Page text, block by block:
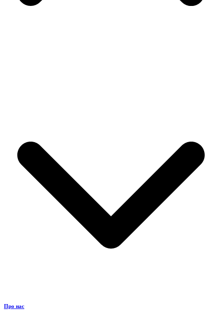
Про нас